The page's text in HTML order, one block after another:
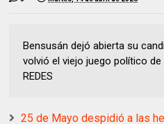
Bensusán dejó abierta su
volvió el viejo juego político
REDES
25 de Mayo despidió a las